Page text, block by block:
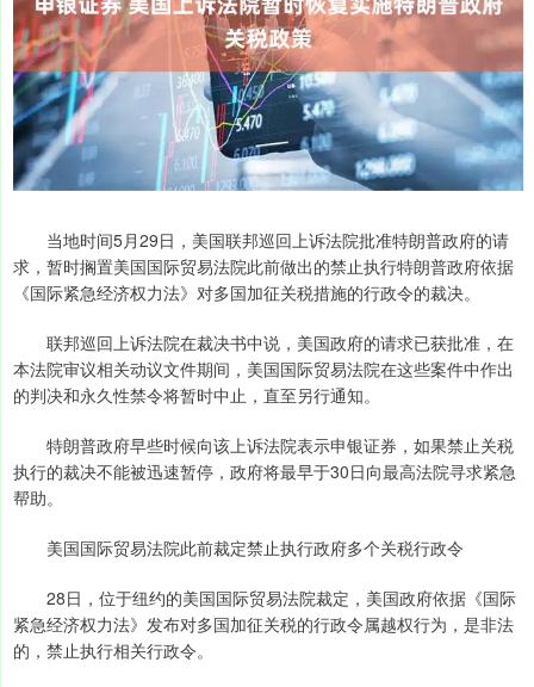
当地时间5月29日，美国联邦巡回上诉法院批准特朗普政府的请
求，暂时搁置美国国际贸易法院此前做出的禁止执行特朗普政府依据
《国际紧急经济权力法》对多国加征关税措施的行政令的裁决。
联邦巡回上诉法院在裁决书中说，美国政府的请求已获批准，在
本法院审议相关动议文件期间，美国国际贸易法院在这些案件中作出
的判决和永久性禁令将暂时中止，直至另行通知。
特朗普政府早些时候向该上诉法院表示申银证券，如果禁止关税
执行的裁决不能被迅速暂停，政府将最早于30日向最高法院寻求紧急
帮助。
美国国际贸易法院此前裁定禁止执行政府多个关税行政令
28日，位于纽约的美国国际贸易法院裁定，美国政府依据《国际
紧急经济权力法》发布对多国加征关税的行政令属越权行为，是非法
的，禁止执行相关行政令。